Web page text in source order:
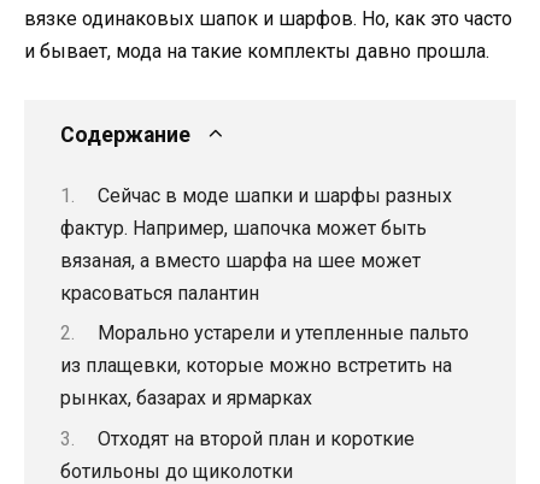
вязке одинаковых шапок и шарфов. Но, как это часто
и бывает, мода на такие комплекты давно прошла.
Содержание
Сейчас в моде шапки и шарфы разных
фактур. Например, шапочка может быть
вязаная, а вместо шарфа на шее может
красоваться палантин
Морально устарели и утепленные пальто
из плащевки, которые можно встретить на
рынках, базарах и ярмарках
Отходят на второй план и короткие
ботильоны до щиколотки